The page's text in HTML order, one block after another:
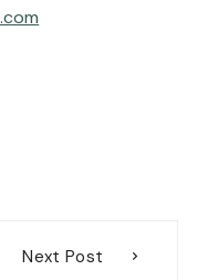
Next Post